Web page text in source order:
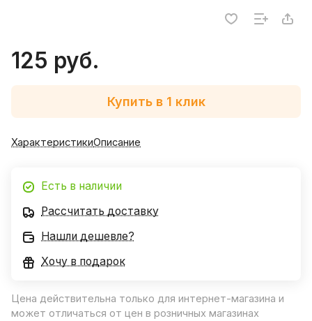
125 руб.
Купить в 1 клик
ХарактеристикиОписание
Есть в наличии
Рассчитать доставку
Нашли дешевле?
Хочу в подарок
Цена действительна только для интернет-магазина и
может отличаться от цен в розничных магазинах